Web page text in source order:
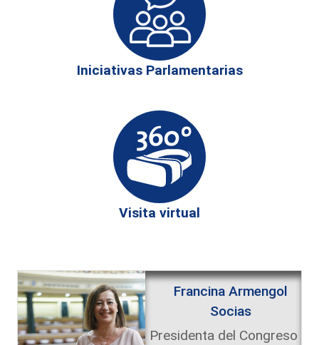
Iniciativas Parlamentarias
Visita virtual
Francina Armengol
Socias
Presidenta del Congreso